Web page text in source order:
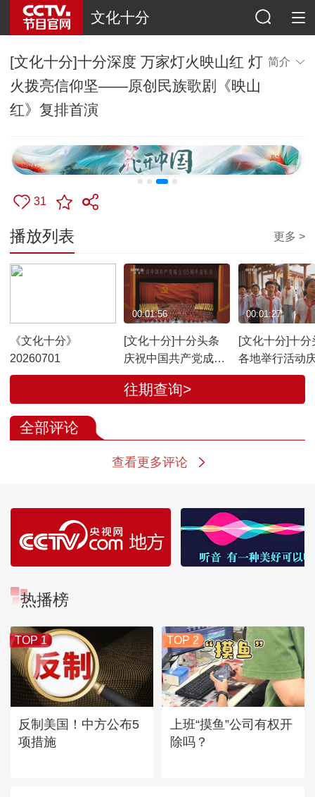
文化十分
[文化十分]十分深度 万家灯火映山红 灯
火拨亮信仰坚——原创民族歌剧《映山
红》复排首演
简介
31
播放列表 更多 >
《文化十分》
20260701
[文化十分]十分头条
庆祝中国共产党成立
105周年音乐会《人
民至上》7月1日晚播
00:01:56
[文化十分]十分
各地举行活动
党105周年
00:01:27
往期查询>
全部评论
查看更多评论
热播榜
TOP 1
反制美国！中方公布5
项措施
TOP 2
上班“摸鱼”公司有权开
除吗？